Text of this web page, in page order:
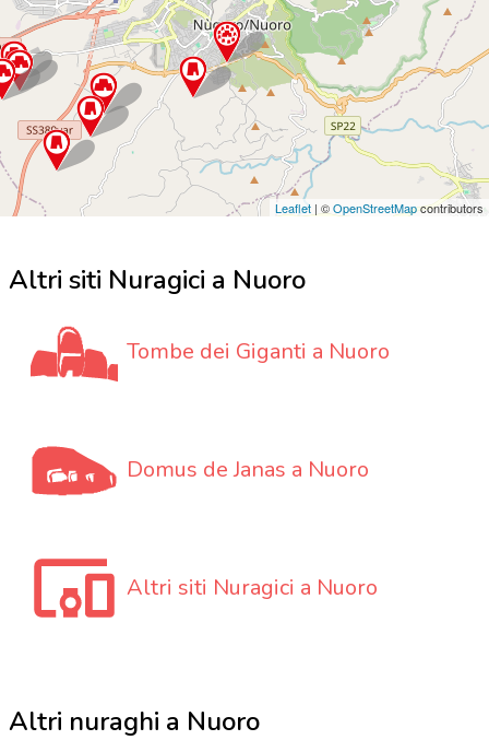
Leaflet | ©OpenStreetMapcontributors
Altri siti Nuragici a Nuoro
Tombe dei Giganti a Nuoro
Domus de Janas a Nuoro
Altri siti Nuragici a Nuoro
Altri nuraghi a Nuoro